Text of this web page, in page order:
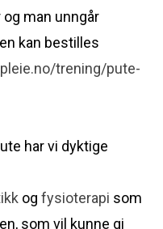
man unngår
kan bestilles
trening/pute-
har vi dyktige
og fysioterapi som
som vil kunne gi